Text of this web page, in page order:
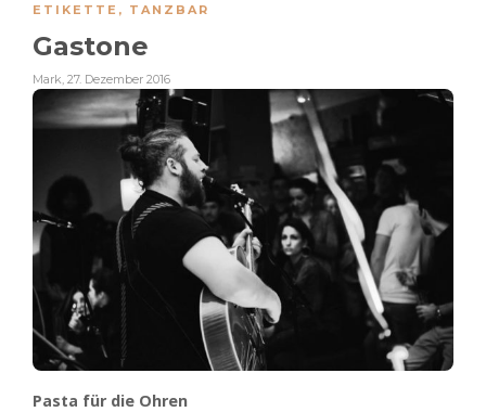
ETIKETTE , TANZBAR
Gastone
Mark, 27. Dezember 2016
Pasta für die Ohren